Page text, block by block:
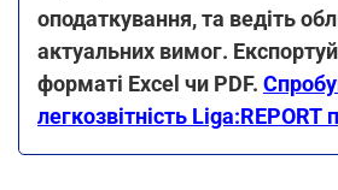
оподаткування, та ведіть
актуальних вимог.
форматі Excel чи PDF.
легкозвітність Liga:REPORT